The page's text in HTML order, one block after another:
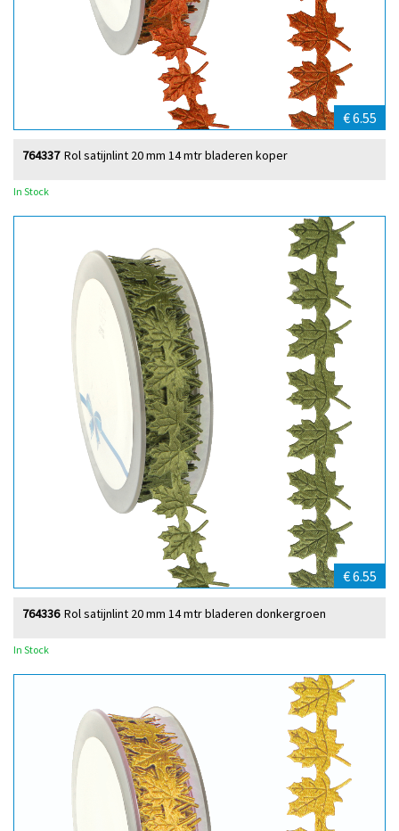
€ 6.55
Rol satijnlint 20 mm 14 mtr bladeren koper
764337
In Stock
€ 6.55
Rol satijnlint 20 mm 14 mtr bladeren donkergroen
764336
In Stock